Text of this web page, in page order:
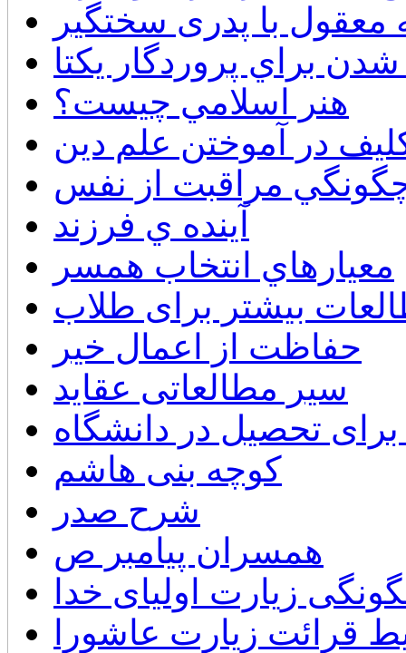
معقول با پدری سختگیر
براي پروردگار يكتا
هنر اسلامي چيست؟
در آموختن علم دين
مراقبت از نفس
آينده ي فرزند
معيارهاي انتخاب همسر
بیشتر برای طلاب
حفاظت از اعمال خیر
سیر مطالعاتی عقايد
تحصیل در دانشگاه
کوچه بنی هاشم
شرح صدر
همسران پیامبر ص
زیارت اولیای خدا
قرائت زیارت عاشورا